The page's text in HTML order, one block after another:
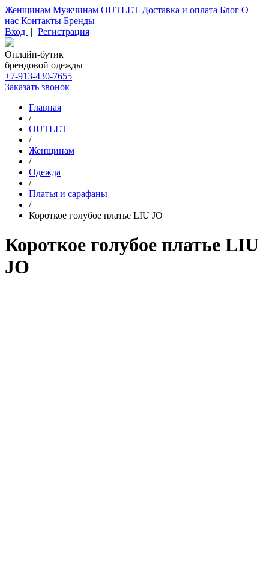
Женщинам Мужчинам OUTLET Доставка и оплата Блог О
нас Контакты Бренды
Вход | Регистрация
Онлайн-бутик
брендовой одежды
+7-913-430-7655
Заказать звонок
Главная
/
OUTLET
/
Женщинам
/
Одежда
/
Платья и сарафаны
/
Короткое голубое платье LIU JO
Короткое голубое платье LIU
JO